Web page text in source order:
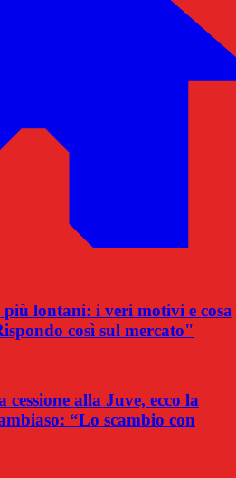
più lontani: i veri motivi e cosa
così sul mercato"
alla Juve, ecco la
“Lo scambio con